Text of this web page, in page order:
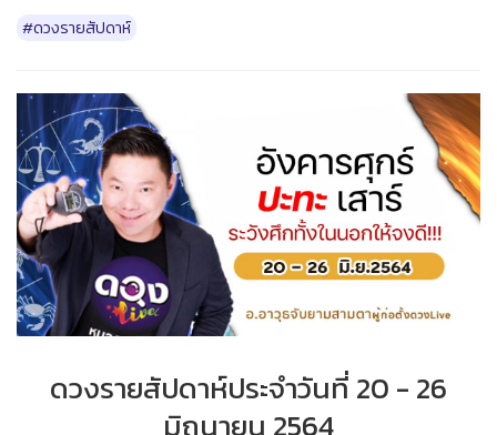
#ดวงรายสัปดาห์
ดวงรายสัปดาห์ประจำวันที่ 20 - 26
มิถุนายน 2564